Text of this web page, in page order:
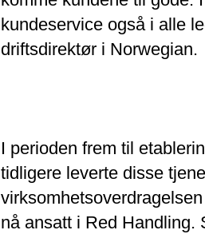
kundeservice også i alle
driftsdirektør i Norwegian.
I perioden frem til
tidligere leverte disse
nå ansatt i Red Handling.